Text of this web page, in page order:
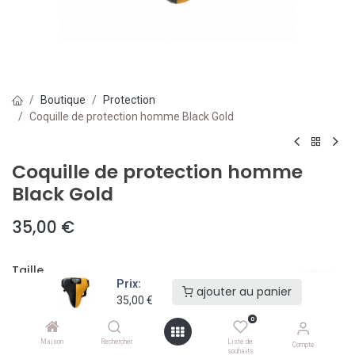
Prix:
35,00 €
ajouter au panier
Maison Rechercher
0
Liste de
souhaits
Compte
Boutique
Protection
Coquille de protection homme Black Gold
Coquille de protection homme
Black Gold
35,00 €
Taille
S 5,00€ M + 5,00€